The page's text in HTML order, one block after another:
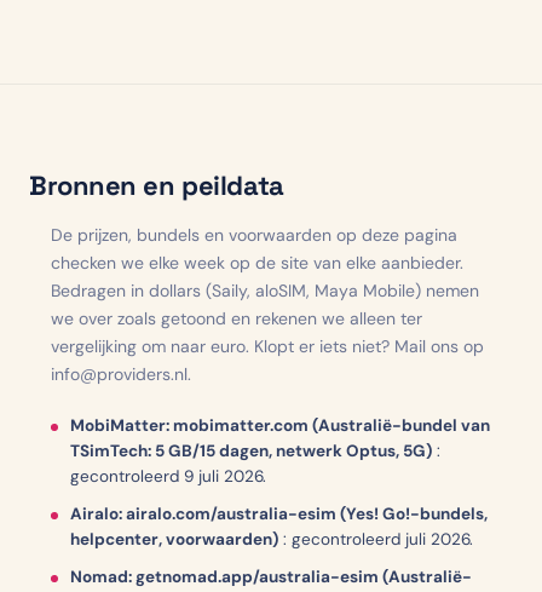
Bronnen en peildata
De prijzen, bundels en voorwaarden op deze pagina
checken we elke week op de site van elke aanbieder.
Bedragen in dollars (Saily, aloSIM, Maya Mobile) nemen
we over zoals getoond en rekenen we alleen ter
vergelijking om naar euro. Klopt er iets niet? Mail ons op
info@providers.nl.
MobiMatter: mobimatter.com (Australië-bundel van
TSimTech: 5 GB/15 dagen, netwerk Optus, 5G) :
gecontroleerd 9 juli 2026.
Airalo: airalo.com/australia-esim (Yes! Go!-bundels,
helpcenter, voorwaarden) : gecontroleerd juli 2026.
Nomad: getnomad.app/australia-esim (Australië-